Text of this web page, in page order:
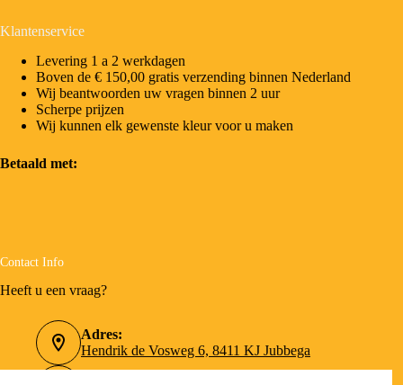
Klantenservice
Levering 1 a 2 werkdagen
Boven de € 150,00 gratis verzending binnen Nederland
Wij beantwoorden uw vragen binnen 2 uur
Scherpe prijzen
Wij kunnen elk gewenste kleur voor u maken
Betaald met:
Contact Info
Heeft u een vraag?
Adres:
Hendrik de Vosweg 6, 8411 KJ Jubbega